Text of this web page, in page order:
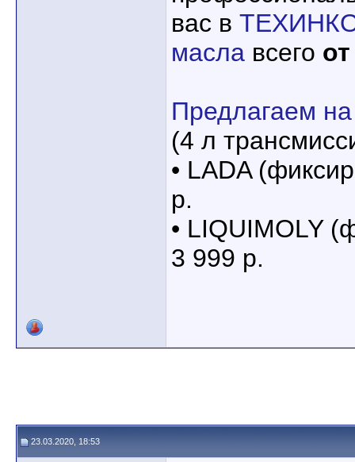
вас в
масла всего
Предлагаем
(4 л
• LADA
р.
• LIQUIMOLY
3 999 р.
23.03.2020, 18:53